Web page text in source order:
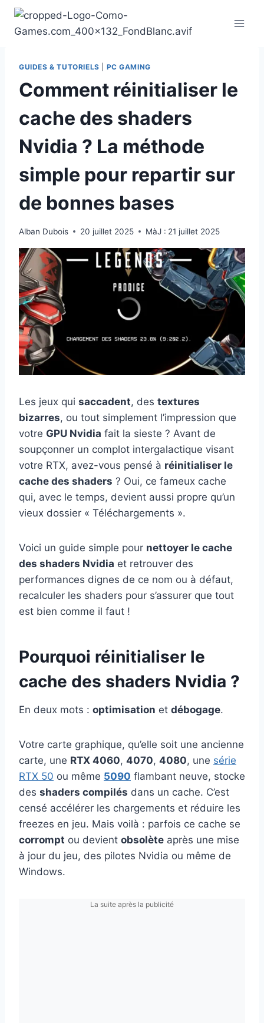
Aller
contenu
GUIDES & TUTORIELS PC GAMING
Comment réinitialiser le
cache des shaders
Nvidia ? La méthode
simple pour repartir sur
de bonnes bases
Alban Dubois 20 juillet 2025 MàJ : 21 juillet 2025
Les jeux qui saccadent, des textures
bizarres, ou tout simplement l’impression que
votre GPU Nvidia fait la sieste ? Avant de
soupçonner un complot intergalactique visant
votre RTX, avez-vous pensé à réinitialiser le
cache des shaders ? Oui, ce fameux cache
qui, avec le temps, devient aussi propre qu’un
vieux dossier « Téléchargements ».
Voici un guide simple pour nettoyer le cache
des shaders Nvidia et retrouver des
performances dignes de ce nom ou à défaut,
recalculer les shaders pour s’assurer que tout
est bien comme il faut !
Pourquoi réinitialiser le
cache des shaders Nvidia ?
En deux mots : optimisation et débogage.
Votre carte graphique, qu’elle soit une ancienne
carte, une RTX 4060, 4070, 4080, une série
RTX 50 ou même 5090 flambant neuve, stocke
des shaders compilés dans un cache. C’est
censé accélérer les chargements et réduire les
freezes en jeu. Mais voilà : parfois ce cache se
corrompt ou devient obsolète après une mise
à jour du jeu, des pilotes Nvidia ou même de
Windows.
La suite après la publicité